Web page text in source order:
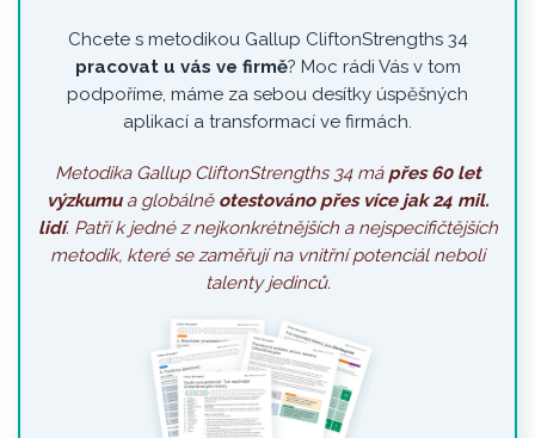
Chcete s metodikou Gallup CliftonStrengths 34
pracovat u vás ve firmě? Moc rádi Vás v tom
podpoříme, máme za sebou desítky úspěšných
aplikací a transformací ve firmách.
Metodika Gallup CliftonStrengths 34 mápřes 60 let
výzkumua globálně otestováno přes více jak 24 mil.
lidí. Patří k jedné z nejkonkrétnějších a nejspecifičtějších
metodik, které se zaměřují na vnitřní potenciál neboli
talenty jedinců.